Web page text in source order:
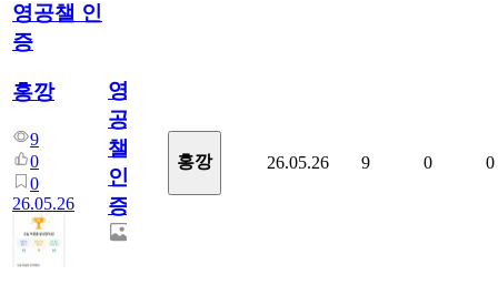
영공챌 인
증
홍깡
9
0
0
26.05.26
영
공
챌
인
증
홍깡 26.05.26 9 0 0